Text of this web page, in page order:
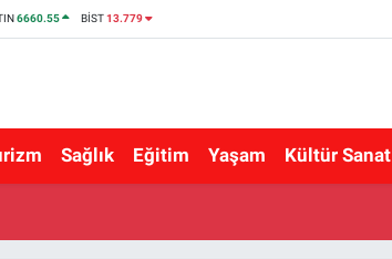
6660.55 BİST13.779
Sağlık Eğitim Yaşam Kültür Sanat